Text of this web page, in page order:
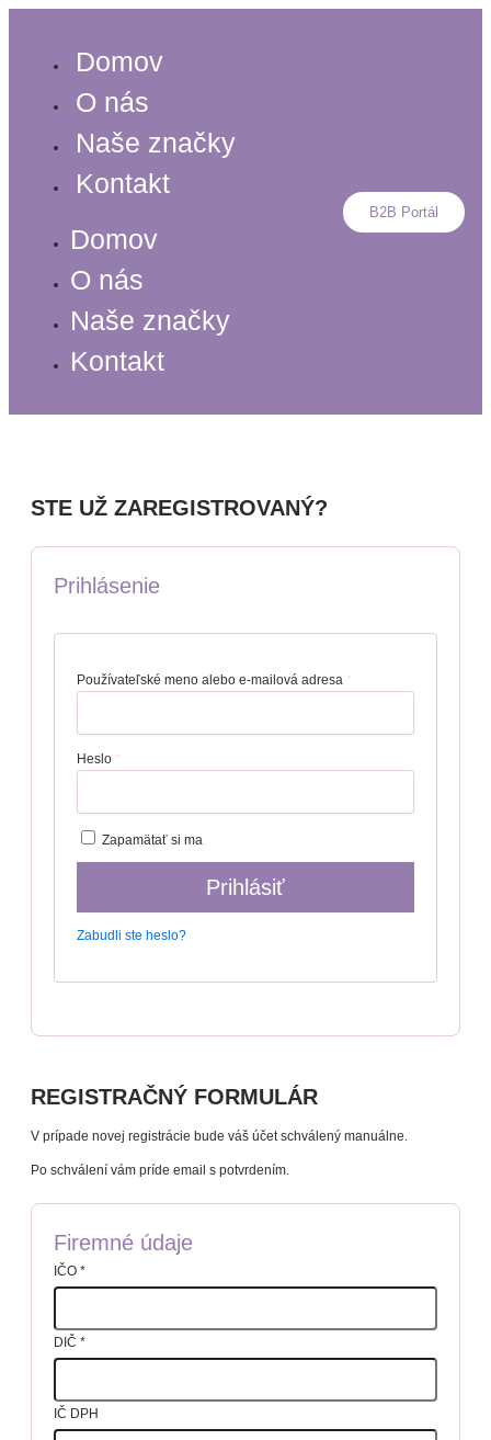
Preskočiť
Domov
O nás
Naše značky
Kontakt
Domov
O nás
Naše značky
Kontakt
B2B Portál
STE UŽ ZAREGISTROVANÝ?
Prihlásenie
Používateľské meno alebo e-mailová adresa *
Heslo *
Zapamätať si ma
Prihlásiť
Zabudli ste heslo?
REGISTRAČNÝ FORMULÁR
V prípade novej registrácie bude váš účet schválený manuálne.
Po schválení vám príde email s potvrdením.
Firemné údaje
IČO *
DIČ *
IČ DPH